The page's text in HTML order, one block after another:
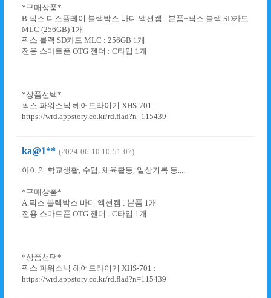
*구매상품*
B.픽스 디스플레이 블랙박스 바디 액션캠 : 본품+픽스 블랙 SD카드
MLC (256GB) 1개
픽스 블랙 SD카드 MLC : 256GB 1개
전용 스마트폰 OTG 젠더 : C타입 1개
*상품선택*
픽스 파워소닉 헤어드라이기 XHS-701 :
https://wrd.appstory.co.kr/rd.flad?n=115439
ka@1** (2024-06-10 10:51:07)
아이의 학교생활, 수업, 체육활동, 일상기록 등....
*구매상품*
A.픽스 블랙박스 바디 액션캠 : 본품 1개
전용 스마트폰 OTG 젠더 : C타입 1개
*상품선택*
픽스 파워소닉 헤어드라이기 XHS-701 :
https://wrd.appstory.co.kr/rd.flad?n=115439